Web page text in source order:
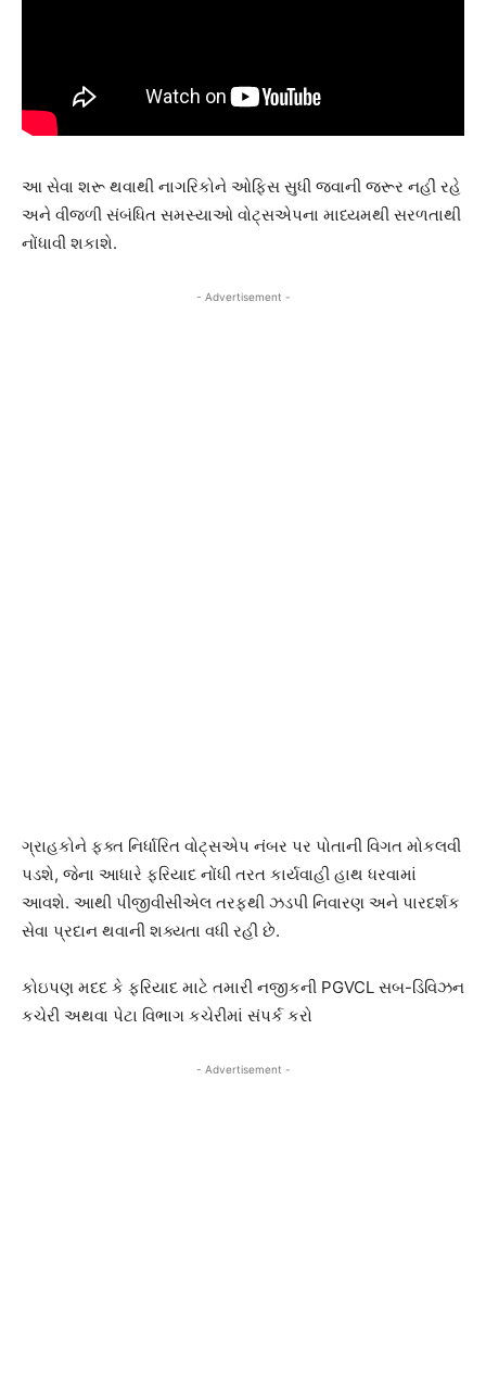
આ સેવા શરૂ થવાથી નાગરિકોને ઓફિસ સુધી જવાની જરૂર નહીં રહે
અને વીજળી સંબંધિત સમસ્યાઓ વોટ્સએપના માધ્યમથી સરળતાથી
નોંધાવી શકાશે.
- Advertisement -
ગ્રાહકોને ફક્ત નિર્ધારિત વોટ્સએપ નંબર પર પોતાની વિગત મોકલવી
પડશે, જેના આધારે ફરિયાદ નોંધી તરત કાર્યવાહી હાથ ધરવામાં
આવશે. આથી પીજીવીસીએલ તરફથી ઝડપી નિવારણ અને પારદર્શક
સેવા પ્રદાન થવાની શક્યતા વધી રહી છે.
કોઇપણ મદદ કે ફરિયાદ માટે તમારી નજીકની PGVCL સબ-ડિવિઝન
કચેરી અથવા પેટા વિભાગ કચેરીમાં સંપર્ક કરો
- Advertisement -